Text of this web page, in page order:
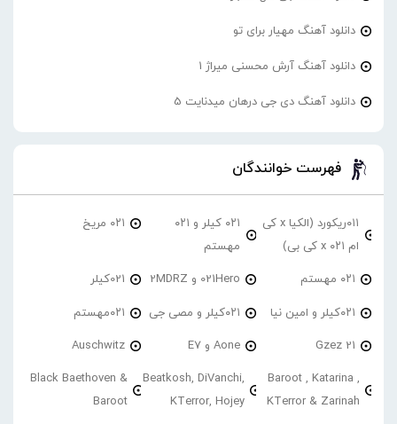
دانلود آهنگ مهیار برای تو
دانلود آهنگ آرش محسنی میراژ 1
دانلود آهنگ دی جی درهان میدنایت 5
فهرست خوانندگان
۰۱۱ریکورد (الکیا x کی
ام ۰۲۱ x کی بی)
۰۲۱ کیلر و ۰۲۱
مهستم
۰۲۱ مریخ
۰۲۱ مهستم 021Hero و 2MDRZ 021کیلر
۰۲۱کیلر و امین نیا ۰۲۱کیلر و مصی جی ۰۲۱مهستم
21 Gzez Aone و E7 Auschwitz
Baroot , Katarina ,
KTerror & Zarinah
Beatkosh, DiVanchi,
KTerror, Hojey
Black Baethoven &
Baroot